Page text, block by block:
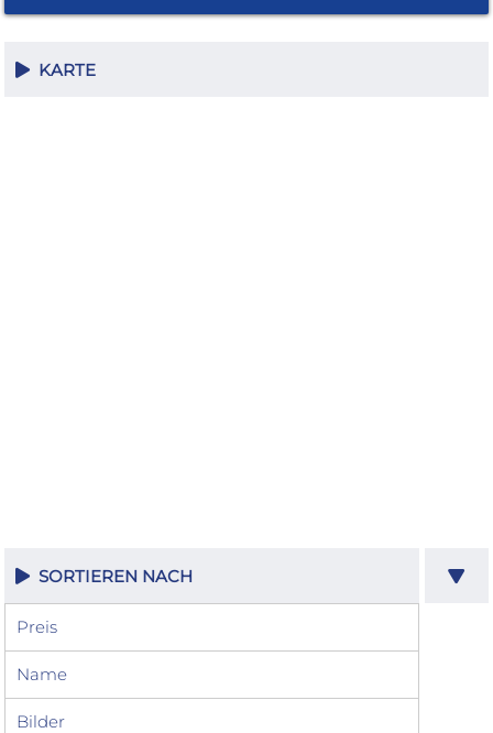
KARTE
SORTIEREN NACH
Preis
Name
Bilder